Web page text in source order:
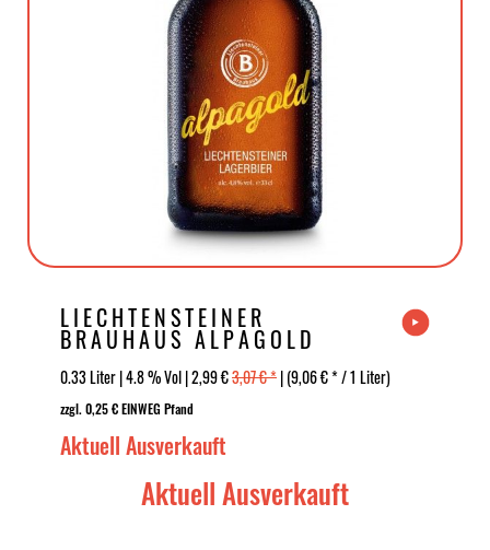
LIECHTENSTEINER
BRAUHAUS ALPAGOLD
0.33 Liter | 4.8 % Vol | 2,99 €3,07 € *| (9,06 € * / 1 Liter)
zzgl. 0,25 € EINWEG Pfand
Aktuell Ausverkauft
Aktuell Ausverkauft